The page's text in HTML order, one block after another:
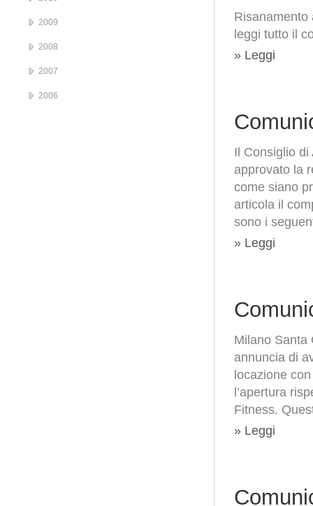
Risanamento
leggi tutto il
» Leggi
Il Consiglio
approvato la
come siano
articola il
sono i
» Leggi
Milano Santa
annuncia di
locazione
l’apertura
Fitness.
» Leggi
2009
2008
2007
2006